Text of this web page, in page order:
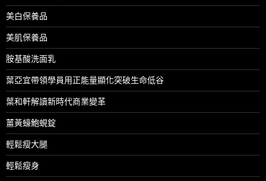
美白保養品
美肌保養品
胺基酸洗面乳
葉亞宜帶領學員用正能量顯化突破生命低谷
葉和軒解讀新時代商業變革
薑黃蠔鮑蜆錠
輕鬆瘦大腿
輕鬆瘦身